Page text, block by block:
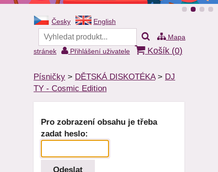
Česky
English
Mapa
stránek
Přihlášení uživatele Košík (0)
Písničky > DĚTSKÁ DISKOTÉKA > DJ
TY - Cosmic Edition
Pro zobrazení obsahu je třeba
zadat heslo: